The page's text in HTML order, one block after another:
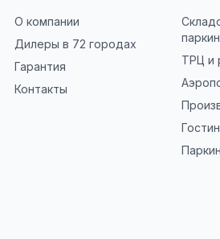
О компании
Дилеры в 72 городах
Гарантия
Контакты
ТРЦ и